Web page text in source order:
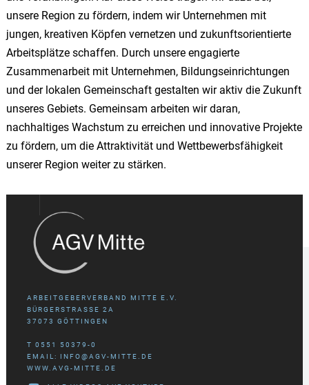
unsere Region zu fördern, indem wir Unternehmen mit
jungen, kreativen Köpfen vernetzen und zukunftsorientierte
Arbeitsplätze schaffen. Durch unsere engagierte
Zusammenarbeit mit Unternehmen, Bildungseinrichtungen
und der lokalen Gemeinschaft gestalten wir aktiv die Zukunft
unseres Gebiets. Gemeinsam arbeiten wir daran,
nachhaltiges Wachstum zu erreichen und innovative Projekte
zu fördern, um die Attraktivität und Wettbewerbsfähigkeit
unserer Region weiter zu stärken.
ARBEITGEBERVERBAND MITTE E.V.
BÜRGERSTRASSE 2A
37073 GÖTTINGEN
T 0551 50379-0
EMAIL: INFO@AGV-MITTE.DE
WWW.AVG-MITTE.DE